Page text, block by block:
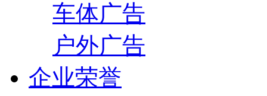
车体广告
户外广告
企业荣誉